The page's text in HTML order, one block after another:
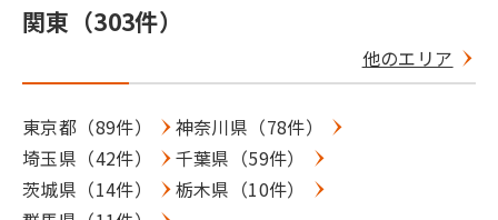
関東（303件）
他のエリア
東京都（89件）
神奈川県（78件）
埼玉県（42件）
千葉県（59件）
茨城県（14件）
栃木県（10件）